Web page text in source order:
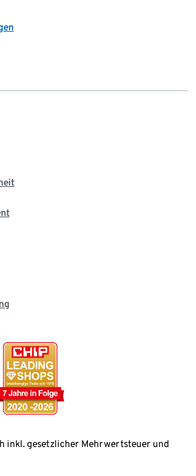
inkl. gesetzlicher Mehrwertsteuer und